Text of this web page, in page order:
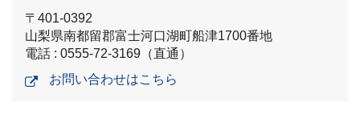
〒401-0392
山梨県南都留郡富士河口湖町船津1700番地
電話 : 0555-72-3169（直通）
お問い合わせはこちら